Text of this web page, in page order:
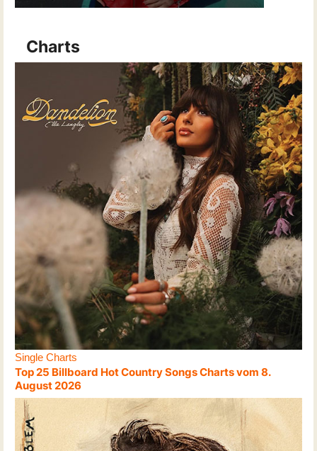
Charts
Single Charts
Top 25 Billboard Hot Country Songs Charts vom 8.
August 2026